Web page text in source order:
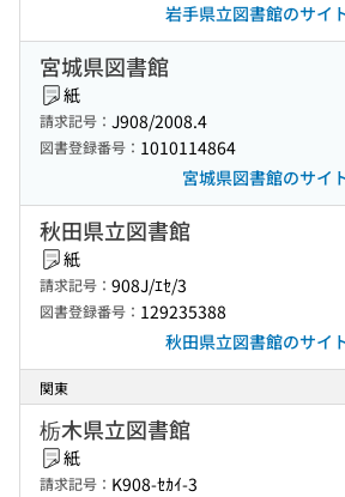
岩手県立図書館のサイ
宮城県図書館
紙
請求記号： J908/2008.4
図書登録番号： 1010114864
宮城県図書館のサイ
秋田県立図書館
紙
請求記号： 908J/ｴｾ/3
図書登録番号： 129235388
秋田県立図書館のサイ
関東
栃木県立図書館
紙
請求記号： K908-ｾｶｲ-3